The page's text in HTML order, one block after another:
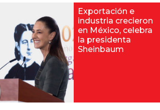
Exportación e
industria crecieron
en México, celebra
la presidenta
Sheinbaum